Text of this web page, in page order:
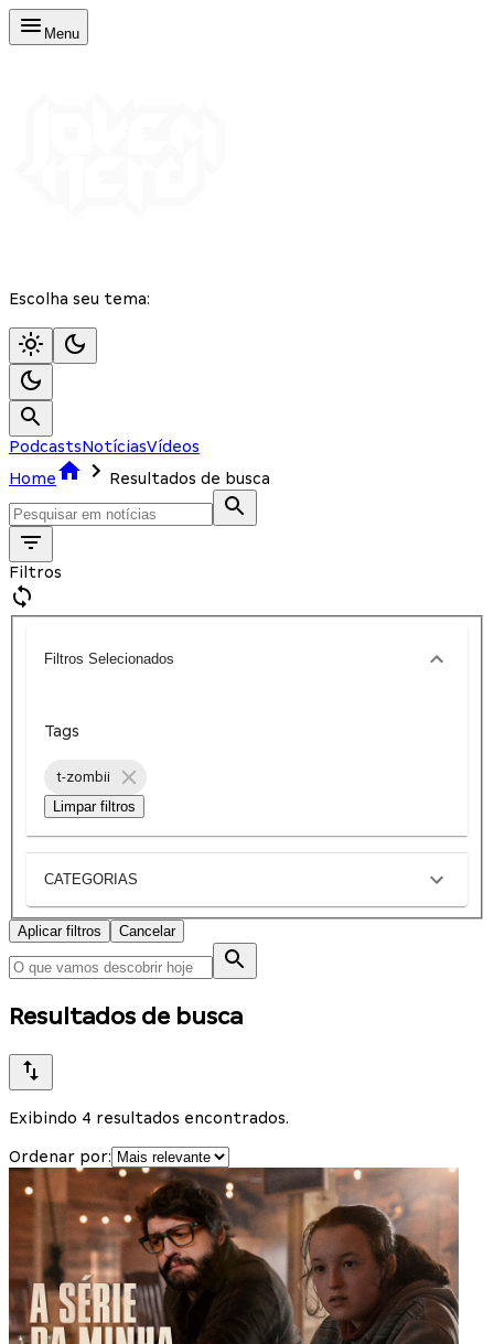
Menu
Escolha seu tema:
PodcastsNotíciasVídeos
Home
Resultados de busca
Filtros
Filtros Selecionados
Tags
t-zombii
Limpar filtros
CATEGORIAS
Aplicar filtros Cancelar
Resultados de busca
Exibindo 4 resultados encontrados.
Ordenar por: